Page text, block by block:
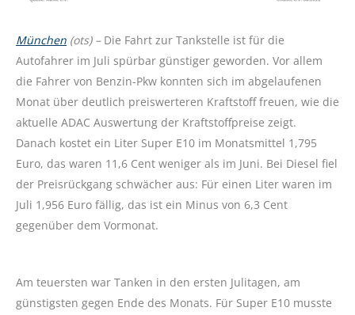
München (ots) – Die Fahrt zur Tankstelle ist für die
Autofahrer im Juli spürbar günstiger geworden. Vor allem
die Fahrer von Benzin-Pkw konnten sich im abgelaufenen
Monat über deutlich preiswerteren Kraftstoff freuen, wie die
aktuelle ADAC Auswertung der Kraftstoffpreise zeigt.
Danach kostet ein Liter Super E10 im Monatsmittel 1,795
Euro, das waren 11,6 Cent weniger als im Juni. Bei Diesel fiel
der Preisrückgang schwächer aus: Für einen Liter waren im
Juli 1,956 Euro fällig, das ist ein Minus von 6,3 Cent
gegenüber dem Vormonat.
Am teuersten war Tanken in den ersten Julitagen, am
günstigsten gegen Ende des Monats. Für Super E10 musste